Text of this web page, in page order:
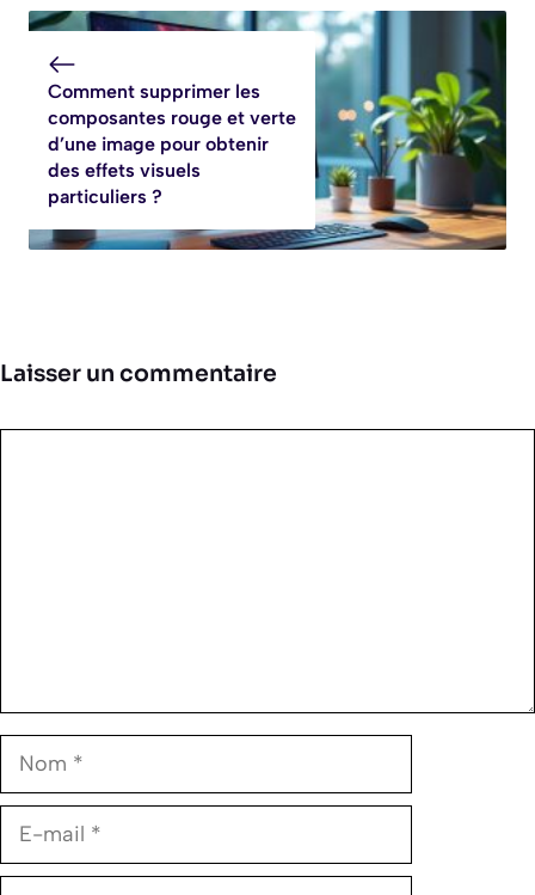
Comment supprimer les
composantes rouge et verte
d’une image pour obtenir
des effets visuels
particuliers ?
Laisser un commentaire
Nom
E-
Site